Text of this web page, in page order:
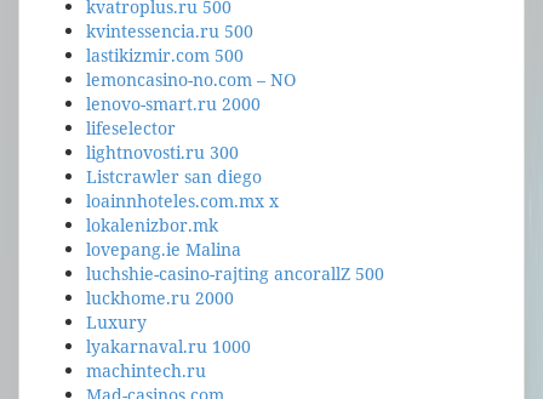
kvatroplus.ru 500
kvintessencia.ru 500
lastikizmir.com 500
lemoncasino-no.com – NO
lenovo-smart.ru 2000
lifeselector
lightnovosti.ru 300
Listcrawler san diego
loainnhoteles.com.mx x
lokalenizbor.mk
lovepang.ie Malina
luchshie-casino-rajting ancorallZ 500
luckhome.ru 2000
Luxury
lyakarnaval.ru 1000
machintech.ru